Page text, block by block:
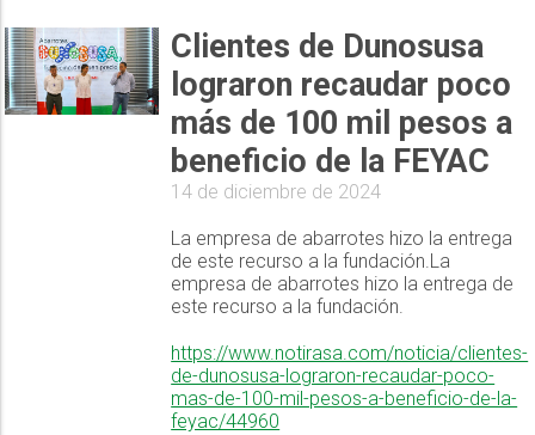
Clientes de Dunosusa
lograron recaudar poco
más de 100 mil pesos a
beneficio de la FEYAC
14 de diciembre de 2024
La empresa de abarrotes hizo la entrega
de este recurso a la fundación.La
empresa de abarrotes hizo la entrega de
este recurso a la fundación.
https://www.notirasa.com/noticia/clientes-
de-dunosusa-lograron-recaudar-poco-
mas-de-100-mil-pesos-a-beneficio-de-la-
feyac/44960